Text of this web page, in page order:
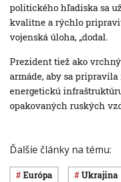
politického hľadiska sa
kvalitne a rýchlo
vojenská úloha, „dodal.
Prezident tiež ako
armáde, aby sa
energetickú
opakovaných ruských
Ďalšie články na tému:
Európa Ukrajina